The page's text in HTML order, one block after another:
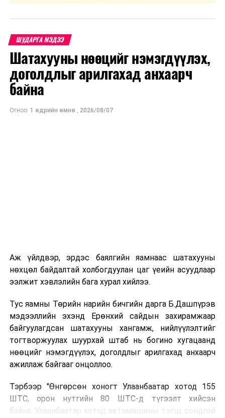
ШУДАРГА МЭДЭЭ
Шатахууны нөөцийг нэмэгдүүлэх,
доголдлыг арилгахад анхаарч
байна
Огноо: 1 өдрийн өмнө , 2026/08/07
Аж үйлдвэр, эрдэс баялгийн яамнаас шатахууны
нөхцөл байдалтай холбогдуулан цаг үеийн асуудлаар
ээлжит хэвлэлийн бага хурал хийлээ.
Тус яамны Төрийн нарийн бичгийн дарга Б.Дашпүрэв
мэдээллийн эхэнд Ерөнхий сайдын захирамжаар
байгуулагдсан шатахууны хангамж, нийлүүлэлтийг
тогтворжуулах шуурхай штаб нь богино хугацаанд
нөөцийг нэмэгдүүлэх, доголдлыг арилгахад анхаарч
ажиллаж байгааг онцоллоо.
Тэрбээр "Өнгөрсөн хоногт Улаанбаатар хотод 155
ШТС, орон нутгийн 80 ШТС-д түгээлт хийсэн
байна. Улаанбаатар хотод автомашины тэгш, сондгой